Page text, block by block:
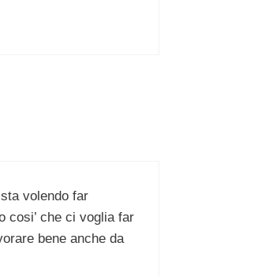
volendo far
cosi’ che ci voglia far
bene anche da